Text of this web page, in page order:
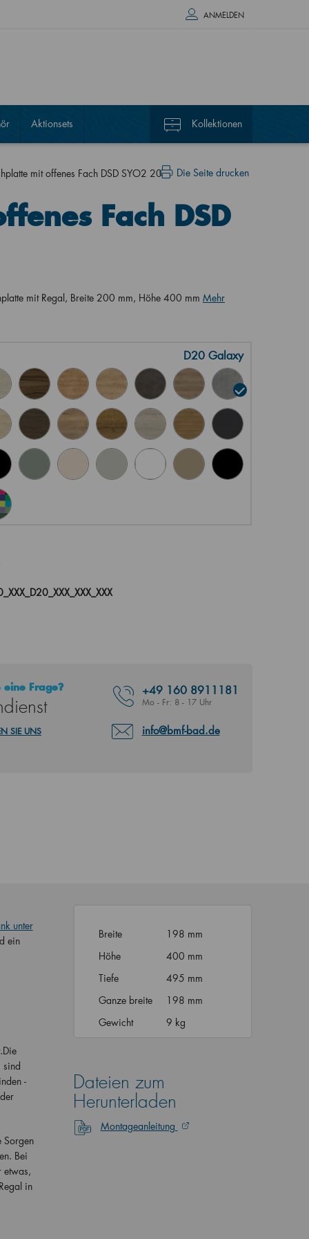
ANMELDEN
Aktionsets Kollektionen
Die Seite drucken
mit offenes Fach DSD SYO2 20
Fach DSD
mit Regal, Breite 200 mm, Höhe 400 mm Mehr
D20 Galaxy
eine Frage? +49 160 8911181
Mo - Fr: 8 - 17 Uhr
info@bmf-bad.de
SIE UNS
unter
ein
sind
-
Sorgen
Bei
etwas,
in
Breite
198 mm
Höhe
400 mm
Tiefe
495 mm
Ganze breite
198 mm
Gewicht
9 kg
Dateien zum
Herunterladen
Montageanleitung